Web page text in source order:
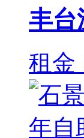
丰台
租金